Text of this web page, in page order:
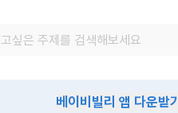
베이비빌리 앱 다운받기